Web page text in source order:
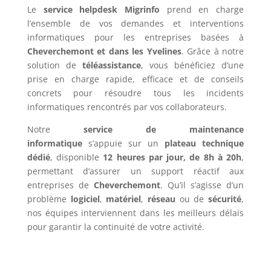
Le service helpdesk Migrinfo prend en charge
l’ensemble de vos demandes et interventions
informatiques pour les entreprises basées à
Cheverchemont et dans les Yvelines. Grâce à notre
solution de téléassistance, vous bénéficiez d’une
prise en charge rapide, efficace et de conseils
concrets pour résoudre tous les incidents
informatiques rencontrés par vos collaborateurs.
Notre service de maintenance
informatiques’appuie sur un plateau technique
dédié, disponible 12 heures par jour, de 8h à 20h,
permettant d’assurer un support réactif aux
entreprises de Cheverchemont. Qu’il s’agisse d’un
problème logiciel, matériel, réseau ou desécurité,
nos équipes interviennent dans les meilleurs délais
pour garantir la continuité de votre activité.